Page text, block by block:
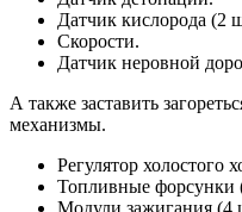
Датчик кислорода (2
Скорости.
Датчик неровной
А также заставить
механизмы.
Регулятор холостого
Топливные форсунки